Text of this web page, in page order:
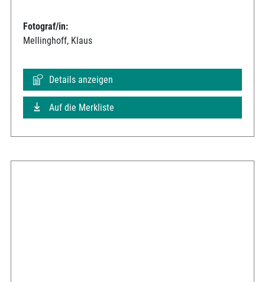
Fotograf/in:
Mellinghoff, Klaus
Details anzeigen
Auf die Merkliste